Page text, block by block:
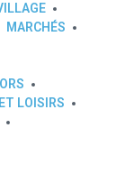
MARCHÉS
LOISIRS